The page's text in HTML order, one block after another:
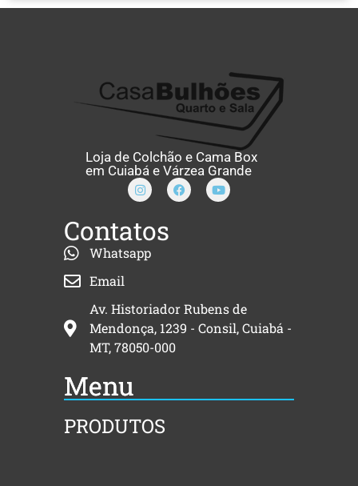
Loja de Colchão e Cama Box
em Cuiabá e Várzea Grande
Contatos
Whatsapp
Email
Av. Historiador Rubens de
Mendonça, 1239 - Consil, Cuiabá -
MT, 78050-000
Menu
PRODUTOS